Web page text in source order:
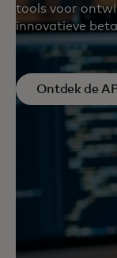
tools voor
innovatieve
Ontdek de